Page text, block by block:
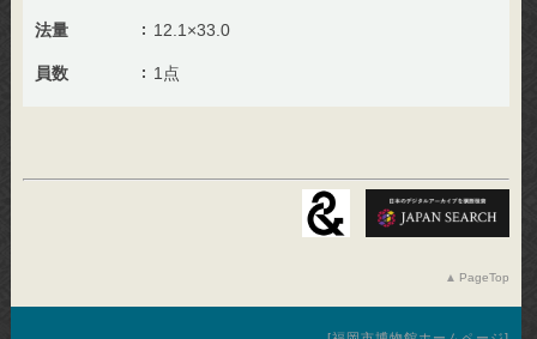
法量 12.1×33.0
員数 1点
PageTop